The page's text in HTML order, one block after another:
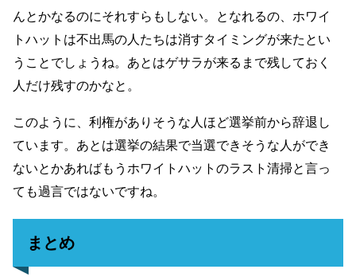
んとかなるのにそれすらもしない。となれるの、ホワイ
トハットは不出馬の人たちは消すタイミングが来たとい
うことでしょうね。あとはゲサラが来るまで残しておく
人だけ残すのかなと。
このように、利権がありそうな人ほど選挙前から辞退し
ています。あとは選挙の結果で当選できそうな人ができ
ないとかあればもうホワイトハットのラスト清掃と言っ
ても過言ではないですね。
まとめ